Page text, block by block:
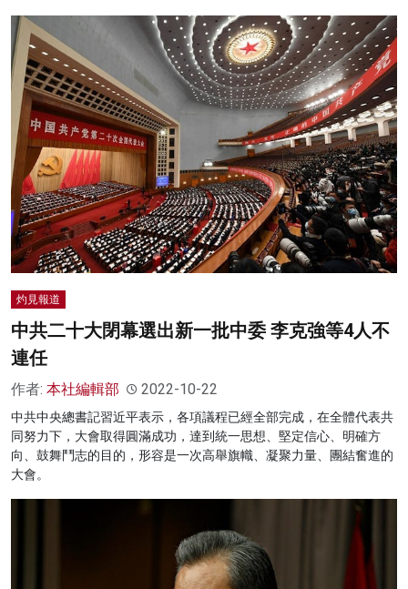
灼見報道
中共二十大閉幕選出新一批中委 李克強等4人不
連任
作者: 本社編輯部 2022-10-22
中共中央總書記習近平表示，各項議程已經全部完成，在全體代表共
同努力下，大會取得圓滿成功，達到統一思想、堅定信心、明確方
向、鼓舞鬥志的目的，形容是一次高舉旗幟、凝聚力量、團結奮進的
大會。